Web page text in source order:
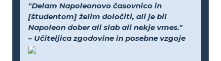
"Delam Napoleonovo časovnico in
[študentom] želim določiti, ali je bil
Napoleon dober ali slab ali nekje vmes."
– Učiteljica zgodovine in posebne vzgoje